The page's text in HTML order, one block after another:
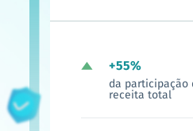
+55%
da participação
receita total